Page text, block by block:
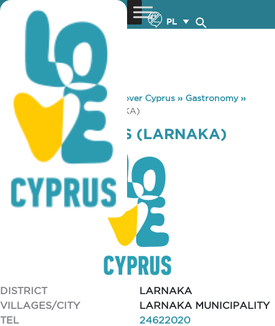
PL
You are here: Home »Discover Cyprus » Gastronomy»
COFFEE BRANDS (LARNAKA)
COFFEE BRANDS (LARNAKA)
DISTRICT
LARNAKA
VILLAGES/CITY
LARNAKA MUNICIPALITY
TEL
24622020